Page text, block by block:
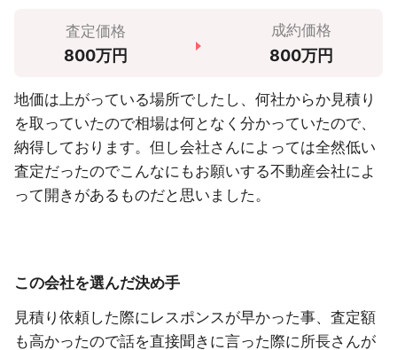
査定価格
800万円
成約価格
800万円
地価は上がっている場所でしたし、何社からか見積り
を取っていたので相場は何となく分かっていたので、
納得しております。但し会社さんによっては全然低い
査定だったのでこんなにもお願いする不動産会社によ
って開きがあるものだと思いました。
この会社を選んだ決め手
見積り依頼した際にレスポンスが早かった事、査定額
も高かったので話を直接聞きに言った際に所長さんが